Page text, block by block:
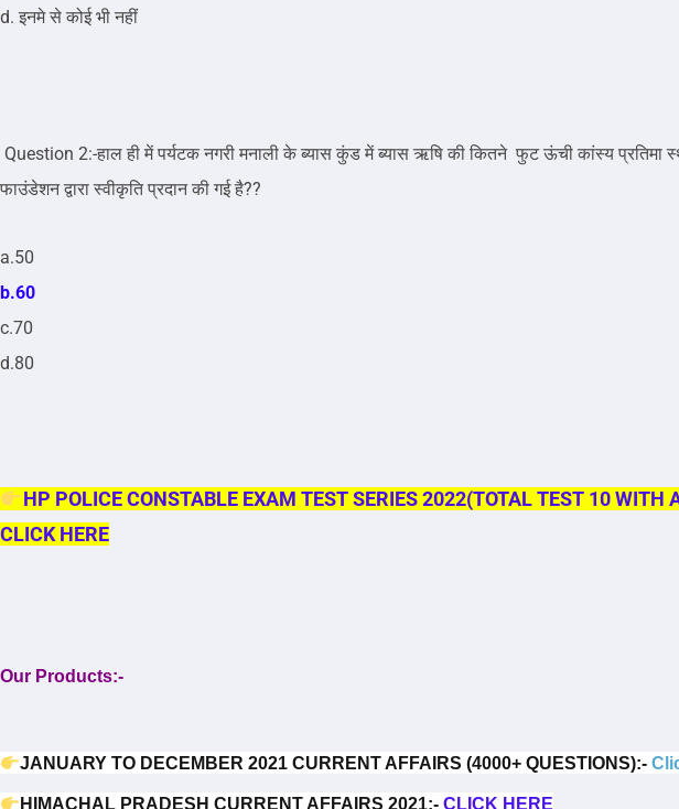
d. इनमे से कोई भी नहीं
Question 2:-हाल ही में पर्यटक नगरी मनाली के ब्यास कुंड में ब्यास ऋषि की कितने फुट ऊंची कांस्य प्रतिमा
फाउंडेशन द्वारा स्वीकृति प्रदान की गई है??
a.50
b.60
c.70
d.80
HP POLICE CONSTABLE EXAM TEST SERIES 2022(TOTAL TEST 10 WITH
CLICK HERE
Our Products:-
JANUARY TO DECEMBER 2021 CURRENT AFFAIRS (4000+ QUESTIONS):-
HIMACHAL PRADESH CURRENT AFFAIRS 2021:-CLICK HERE